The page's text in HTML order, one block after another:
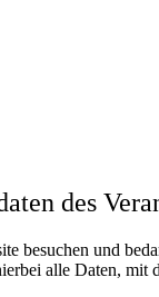
des
besuchen und
alle Daten,